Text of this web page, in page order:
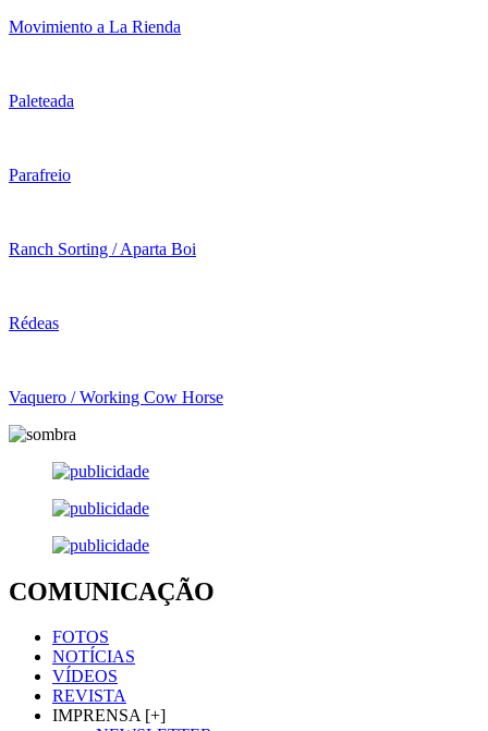
Movimiento a La Rienda
Paleteada
Parafreio
Ranch Sorting / Aparta Boi
Rédeas
Vaquero / Working Cow Horse
COMUNICAÇÃO
FOTOS
NOTÍCIAS
VÍDEOS
REVISTA
IMPRENSA [+]